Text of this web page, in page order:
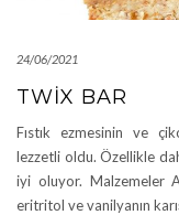
24/06/2021
TWIX BAR
Fıstık ezmesinin ve
lezzetli oldu. Özellikle
iyi oluyor. Malzemeler
eritritol ve vanilyanın